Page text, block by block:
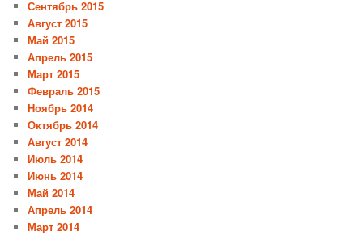
Сентябрь 2015
Август 2015
Май 2015
Апрель 2015
Март 2015
Февраль 2015
Ноябрь 2014
Октябрь 2014
Август 2014
Июль 2014
Июнь 2014
Май 2014
Апрель 2014
Март 2014